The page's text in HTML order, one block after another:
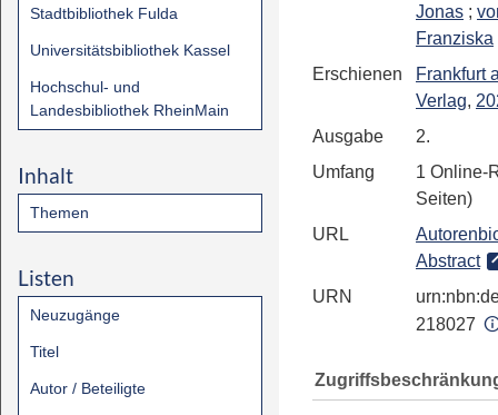
Stadtbibliothek Fulda
Universitätsbibliothek Kassel
Hochschul- und
Landesbibliothek RheinMain
Inhalt
Themen
Listen
Neuzugänge
Titel
Autor / Beteiligte
Jonas ;
Franziska
Erschienen
Frankfurt
Verlag,
Ausgabe
2.
Umfang
1 Online-
Seiten)
URL
Abstract
URN
218027